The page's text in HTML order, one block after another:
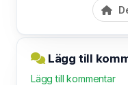
Lägg till
Lägg till kommentar